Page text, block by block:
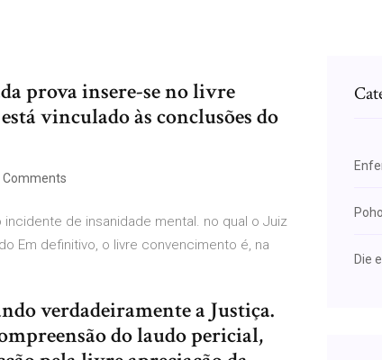
prova insere-se no livre
vinculado às conclusões do
Comments
de insanidade mental. no qual o Juiz
Em definitivo, o livre convencimento é, na
verdadeiramente a Justiça.
do laudo pericial,
Die